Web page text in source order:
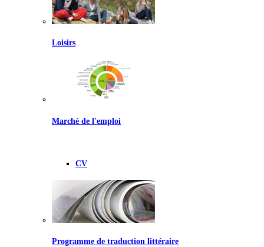
Loisirs
Marché de l'emploi
CV
Programme de traduction littéraire